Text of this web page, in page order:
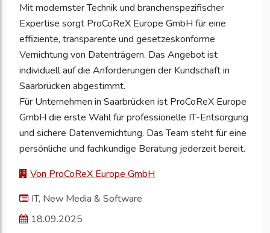
Mit modernster Technik und branchenspezifischer
Expertise sorgt ProCoReX Europe GmbH für eine
effiziente, transparente und gesetzeskonforme
Vernichtung von Datenträgern. Das Angebot ist
individuell auf die Anforderungen der Kundschaft in
Saarbrücken abgestimmt.
Für Unternehmen in Saarbrücken ist ProCoReX Europe
GmbH die erste Wahl für professionelle IT-Entsorgung
und sichere Datenvernichtung. Das Team steht für eine
persönliche und fachkundige Beratung jederzeit bereit.
Von ProCoReX Europe GmbH
IT, New Media & Software
18.09.2025